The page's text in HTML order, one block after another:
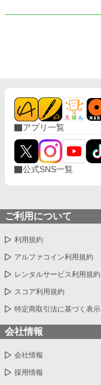
アプリ一覧
公式SNS一覧
ご利用について
利用規約
アルファコイン利用規約
レンタルサービス利用規約
スコア利用規約
特定商取引法に基づく表示
会社情報
会社情報
採用情報